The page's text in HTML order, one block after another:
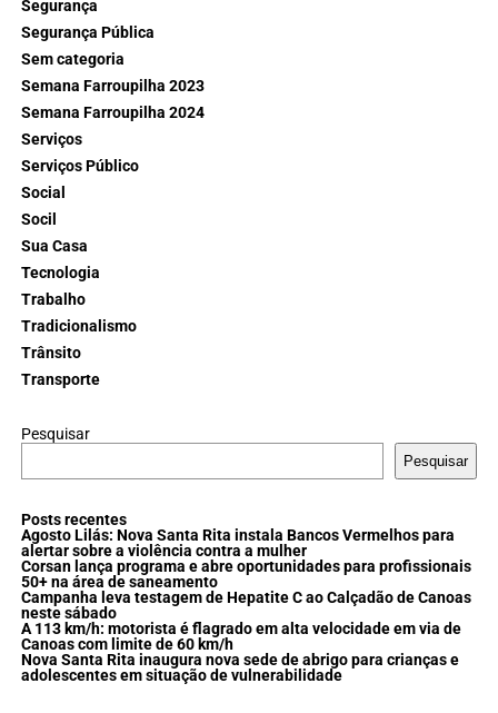
Segurança
Segurança Pública
Sem categoria
Semana Farroupilha 2023
Semana Farroupilha 2024
Serviços
Serviços Público
Social
Socil
Sua Casa
Tecnologia
Trabalho
Tradicionalismo
Trânsito
Transporte
Pesquisar
Pesquisar
Posts recentes
Agosto Lilás: Nova Santa Rita instala Bancos Vermelhos para
alertar sobre a violência contra a mulher
Corsan lança programa e abre oportunidades para profissionais
50+ na área de saneamento
Campanha leva testagem de Hepatite C ao Calçadão de Canoas
neste sábado
A 113 km/h: motorista é flagrado em alta velocidade em via de
Canoas com limite de 60 km/h
Nova Santa Rita inaugura nova sede de abrigo para crianças e
adolescentes em situação de vulnerabilidade